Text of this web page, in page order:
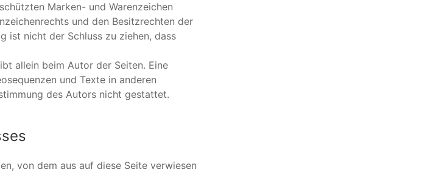
Marken- und Warenzeichen
und den Besitzrechten der
ist nicht der Schluss zu ziehen, dass
allein beim Autor der Seiten. Eine
und Texte in anderen
des Autors nicht gestattet.
von dem aus auf diese Seite verwiesen